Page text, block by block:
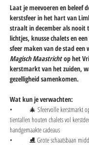
Laat je meevoeren en beleef
kerstsfeer in het hart van
straalt in december als nooit
lichtjes, knusse chalets en
sfeer maken van de stad
Magisch Maastricht op het
kerstmarkt van het zuiden,
gezelligheid samenkomen.
Wat kun je verwachten:
• 	🎄 Sfeervolle kerstmarkt op het Vrijthof met
tientallen houten chalets vol
handgemaakte cadeaus
• 	⛸️ Grote schaatsbaan midden op het plein,